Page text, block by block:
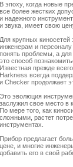
В эпоху, когда новые
все более жестких
и надежного
и звука, имеет свою
Для крупных
инженерам и
понять проблемы, а для
это способ
Известная прежде
Harkness всегда
и Checker продолжает
Это эволюция
заслужил свое место в
По мере того, как
сложными, растет
инструментах.
Прибор предлагает
цене, и многие